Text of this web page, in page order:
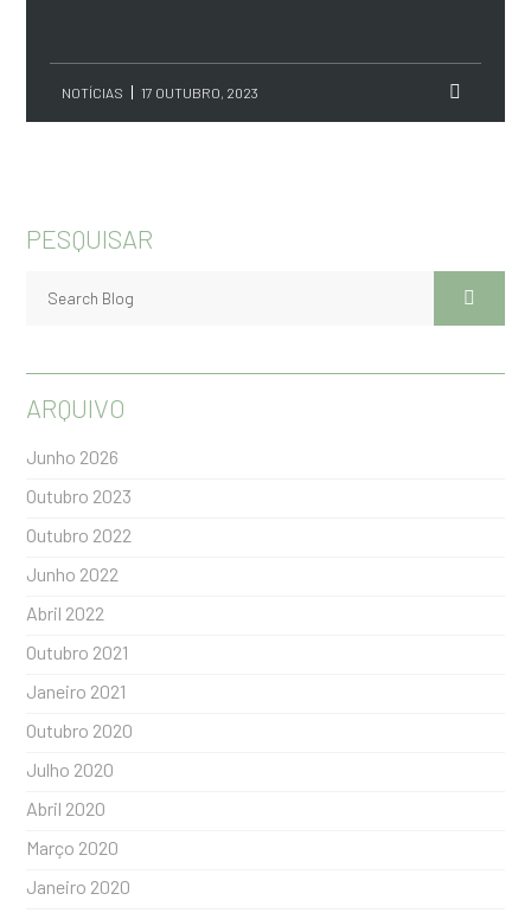
NOTÍCIAS 17 OUTUBRO, 2023
PESQUISAR
ARQUIVO
Junho 2026
Outubro 2023
Outubro 2022
Junho 2022
Abril 2022
Outubro 2021
Janeiro 2021
Outubro 2020
Julho 2020
Abril 2020
Março 2020
Janeiro 2020